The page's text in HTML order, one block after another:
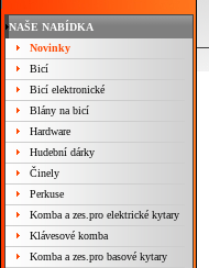
NAŠE NABÍDKA
Novinky
Bicí
Bicí elektronické
Blány na bicí
Hardware
Hudební dárky
Činely
Perkuse
Komba a zes.pro elektrické kytary
Klávesové komba
Komba a zes.pro basové kytary